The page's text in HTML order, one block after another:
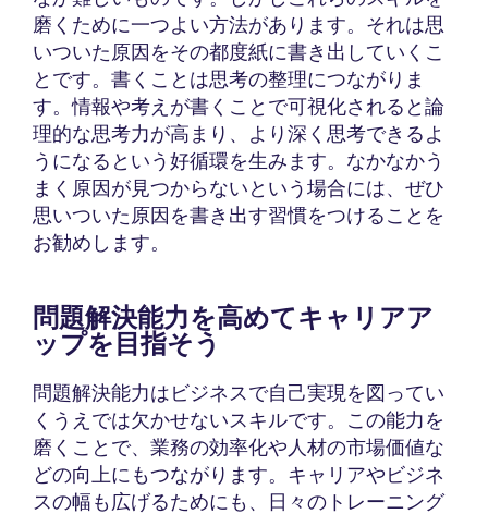
磨くために一つよい方法があります。それは思
いついた原因をその都度紙に書き出していくこ
とです。書くことは思考の整理につながりま
す。情報や考えが書くことで可視化されると論
理的な思考力が高まり、より深く思考できるよ
うになるという好循環を生みます。なかなかう
まく原因が見つからないという場合には、ぜひ
思いついた原因を書き出す習慣をつけることを
お勧めします。
問題解決能力を高めてキャリアア
ップを目指そう
問題解決能力はビジネスで自己実現を図ってい
くうえでは欠かせないスキルです。この能力を
磨くことで、業務の効率化や人材の市場価値な
どの向上にもつながります。キャリアやビジネ
スの幅も広げるためにも、日々のトレーニング